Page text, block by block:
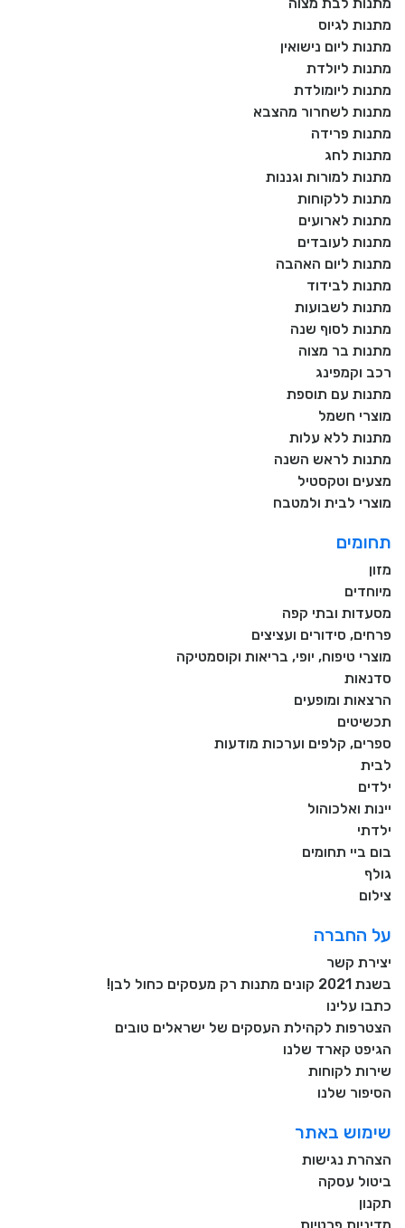
מתנות לגיוס
מתנות ליום נישואין
מתנות ליולדת
מתנות ליומולדת
מתנות לשחרור מהצבא
מתנות פרידה
מתנות לחג
מתנות למורות וגננות
מתנות ללקוחות
מתנות לארועים
מתנות לעובדים
מתנות ליום האהבה
מתנות לבידוד
מתנות לשבועות
מתנות לסוף שנה
מתנות בר מצוה
רכב וקמפינג
מתנות עם תוספת
מוצרי חשמל
מתנות ללא עלות
מתנות לראש השנה
מצעים וטקסטיל
מוצרי לבית ולמטבח
תחומים
מזון
מיוחדים
מסעדות ובתי קפה
פרחים, סידורים ועציצים
מוצרי טיפוח, יופי, בריאות וקוסמטיקה
סדנאות
הרצאות ומופעים
תכשיטים
ספרים, קלפים וערכות מודעות
לבית
ילדים
יינות ואלכוהול
ילדתי
בום ביי תחומים
גולף
צילום
על החברה
יצירת קשר
בשנת 2021 קונים מתנות רק מעסקים כחול לבן!
כתבו עלינו
הצטרפות לקהילת העסקים של ישראלים טובים
הגיפט קארד שלנו
שירות לקוחות
הסיפור שלנו
שימוש באתר
הצהרת נגישות
ביטול עסקה
תקנון
מדיניות פרטיות